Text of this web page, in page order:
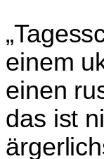
einem
einen
das ist